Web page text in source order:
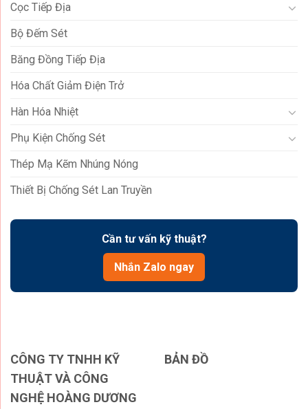
Cọc Tiếp Địa
Bộ Đếm Sét
Băng Đồng Tiếp Địa
Hóa Chất Giảm Điện Trở
Hàn Hóa Nhiệt
Phụ Kiện Chống Sét
Thép Mạ Kẽm Nhúng Nóng
Thiết Bị Chống Sét Lan Truyền
Cần tư vấn kỹ thuật?
Nhắn Zalo ngay
CÔNG TY TNHH KỸ
THUẬT VÀ CÔNG
NGHỆ HOÀNG DƯƠNG
BẢN ĐỒ